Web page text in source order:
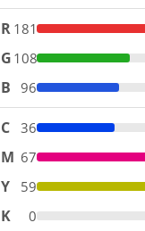
R 181
G 108
B 96
C 36
M 67
Y 59
K 0